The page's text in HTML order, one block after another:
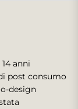
anni
post consumo
design